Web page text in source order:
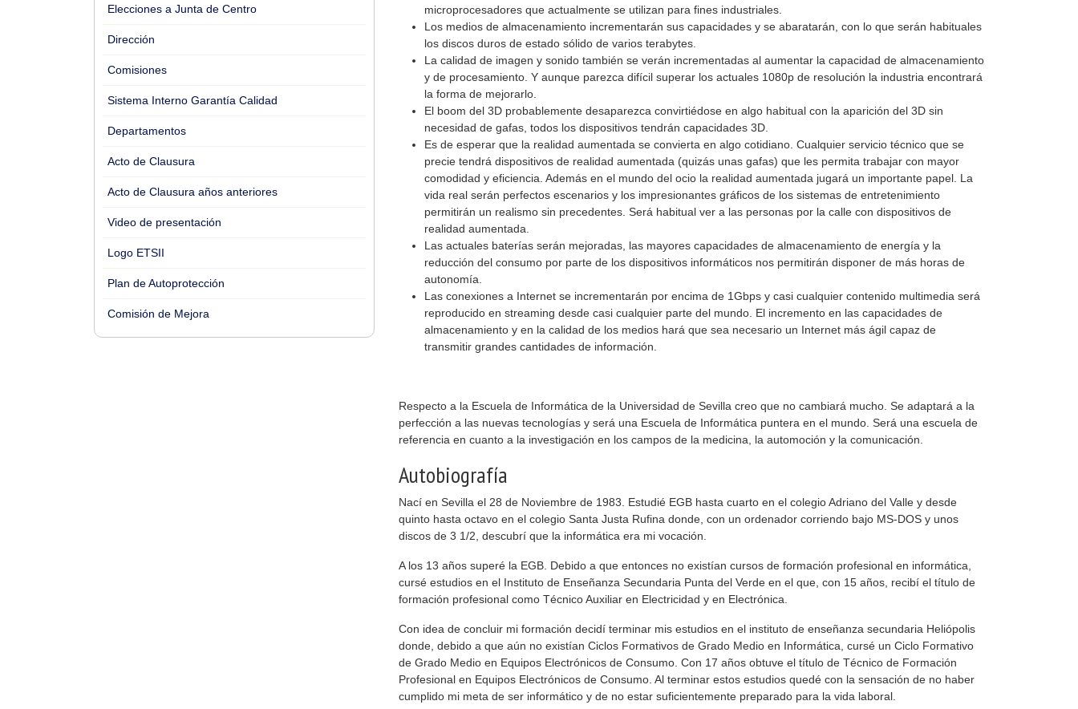
Elecciones a Junta de Centro
Dirección
Comisiones
Sistema Interno Garantía Calidad
Departamentos
Acto de Clausura
Acto de Clausura años anteriores
Video de presentación
Logo ETSII
Plan de Autoprotección
Comisión de Mejora
microprocesadores que actualmente se utilizan para fines industriales.
Los medios de almacenamiento incrementarán sus capacidades y se abaratarán, con lo que serán habituales
los discos duros de estado sólido de varios terabytes.
La calidad de imagen y sonido también se verán incrementadas al aumentar la capacidad de almacenamiento
y de procesamiento. Y aunque parezca difícil superar los actuales 1080p de resolución la industria encontrará
la forma de mejorarlo.
El boom del 3D probablemente desaparezca convirtiédose en algo habitual con la aparición del 3D sin
necesidad de gafas, todos los dispositivos tendrán capacidades 3D.
Es de esperar que la realidad aumentada se convierta en algo cotidiano. Cualquier servicio técnico que se
precie tendrá dispositivos de realidad aumentada (quizás unas gafas) que les permita trabajar con mayor
comodidad y eficiencia. Además en el mundo del ocio la realidad aumentada jugará un importante papel. La
vida real serán perfectos escenarios y los impresionantes gráficos de los sistemas de entretenimiento
permitirán un realismo sin precedentes. Será habitual ver a las personas por la calle con dispositivos de
realidad aumentada.
Las actuales baterías serán mejoradas, las mayores capacidades de almacenamiento de energía y la
reducción del consumo por parte de los dispositivos informáticos nos permitirán disponer de más horas de
autonomía.
Las conexiones a Internet se incrementarán por encima de 1Gbps y casi cualquier contenido multimedia será
reproducido en streaming desde casi cualquier parte del mundo. El incremento en las capacidades de
almacenamiento y en la calidad de los medios hará que sea necesario un Internet más ágil capaz de
transmitir grandes cantidades de información.
Respecto a la Escuela de Informática de la Universidad de Sevilla creo que no cambiará mucho. Se adaptará a la
perfección a las nuevas tecnologías y será una Escuela de Informática puntera en el mundo. Será una escuela de
referencia en cuanto a la investigación en los campos de la medicina, la automoción y la comunicación.
Autobiografía
Nací en Sevilla el 28 de Noviembre de 1983. Estudié EGB hasta cuarto en el colegio Adriano del Valle y desde
quinto hasta octavo en el colegio Santa Justa Rufina donde, con un ordenador corriendo bajo MS-DOS y unos
discos de 3 1/2, descubrí que la informática era mi vocación.
A los 13 años superé la EGB. Debido a que entonces no existían cursos de formación profesional en informática,
cursé estudios en el Instituto de Enseñanza Secundaria Punta del Verde en el que, con 15 años, recibí el título de
formación profesional como Técnico Auxiliar en Electricidad y en Electrónica.
Con idea de concluir mi formación decidí terminar mis estudios en el instituto de enseñanza secundaria Heliópolis
donde, debido a que aún no existían Ciclos Formativos de Grado Medio en Informática, cursé un Ciclo Formativo
de Grado Medio en Equipos Electrónicos de Consumo. Con 17 años obtuve el título de Técnico de Formación
Profesional en Equipos Electrónicos de Consumo. Al terminar estos estudios quedé con la sensación de no haber
cumplido mi meta de ser informático y de no estar suficientemente preparado para la vida laboral.